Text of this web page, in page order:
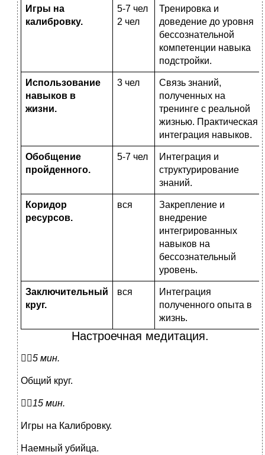
Игры на
калибровку.
5-7 чел
2 чел
Тренировка и
доведение до уровня
бессознательной
компетенции навыка
подстройки.
Использование
навыков в
жизни.
3 чел
Связь знаний,
полученных на
тренинге с реальной
жизнью. Практическая
интеграция навыков.
Обобщение
пройденного.
5-7 чел
Интеграция и
структурирование
знаний.
Коридор
ресурсов.
вся
Закрепление и
внедрение
интегрированных
навыков на
бессознательный
уровень.
Заключительный
круг.
вся
Интеграция
полученного опыта в
жизнь.
Настроечная медитация.
5 мин.
Общий круг.
15 мин.
Игры на Калибровку.
Наемный убийца.